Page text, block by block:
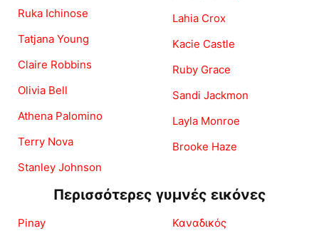
Ruka Ichinose
Tatjana Young
Claire Robbins
Olivia Bell
Athena Palomino
Terry Nova
Stanley Johnson
Lahia Crox
Kacie Castle
Ruby Grace
Sandi Jackmon
Layla Monroe
Brooke Haze
Περισσότερες γυμνές εικόνες
Pinay
Καναδικός